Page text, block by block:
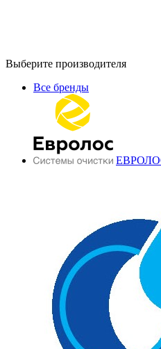
Выберите производителя
Все бренды